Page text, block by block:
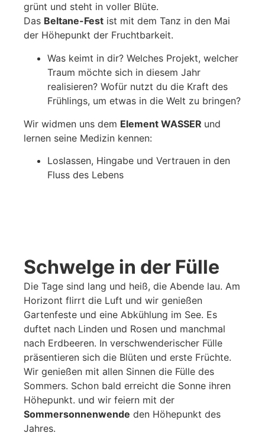
grünt und steht in voller Blüte.
Das Beltane-Fest ist mit dem Tanz in den Mai
der Höhepunkt der Fruchtbarkeit.
Was keimt in dir? Welches Projekt, welcher
Traum möchte sich in diesem Jahr
realisieren? Wofür nutzt du die Kraft des
Frühlings, um etwas in die Welt zu bringen?
Wir widmen uns dem Element WASSER und
lernen seine Medizin kennen:
Loslassen, Hingabe und Vertrauen in den
Fluss des Lebens
Schwelge in der Fülle
Die Tage sind lang und heiß, die Abende lau. Am
Horizont flirrt die Luft und wir genießen
Gartenfeste und eine Abkühlung im See. Es
duftet nach Linden und Rosen und manchmal
nach Erdbeeren. In verschwenderischer Fülle
präsentieren sich die Blüten und erste Früchte.
Wir genießen mit allen Sinnen die Fülle des
Sommers. Schon bald erreicht die Sonne ihren
Höhepunkt. und wir feiern mit der
Sommersonnenwende den Höhepunkt des
Jahres.